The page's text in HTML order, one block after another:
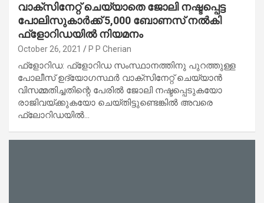
വാക്‌സിനേറ്റ് ചെയ്യാതെ ജോലി നഷ്ടപ്പെട്ട
പോലിസുകാര്‍ക്ക് 5,000 ബോണസ് നല്‍കി
ഫ്‌ളോറിഡയില്‍ നിയമനം
October 26, 2021 P P Cherian
ഫ്‌ളോറിഡ: ഫ്‌ളോറിഡ സംസ്ഥാനത്തിനു പുറത്തുള്ള
പോലീസ് ഉദ്യോഗസ്ഥര്‍ വാക്‌സിനേറ്റ് ചെയ്യാന്‍
വിസമ്മതിച്ചതിന്റെ പേരില്‍ ജോലി നഷ്ടപ്പെടുകയോ
രാജിവയ്ക്കുകയോ ചെയ്തിട്ടുണ്ടെങ്കില്‍ അവരെ
ഫ്‌ലോറിഡയില്‍…